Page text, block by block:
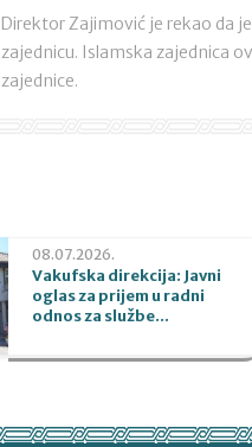
Direktor Zajimović je rekao da
zajednicu. Islamska zajednica
zajednice.
08.07.2026.
Vakufska direkcija: Javni
oglas za prijem u radni
odnos za službe...